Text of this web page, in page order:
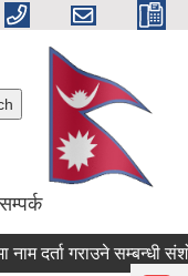
सम्पर्क
दर्ता गराउने सम्बन्धी